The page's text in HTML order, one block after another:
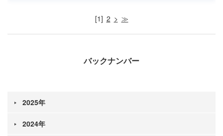
1 2 > ≫
バックナンバー
2025年
2024年